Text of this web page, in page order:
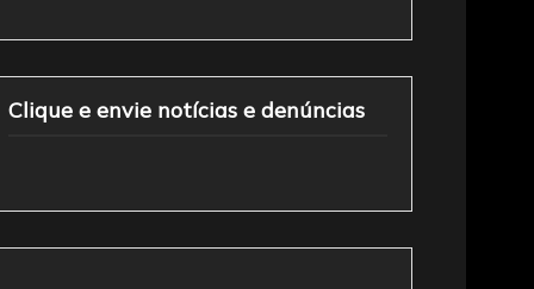
Clique e envie notícias e denúncias